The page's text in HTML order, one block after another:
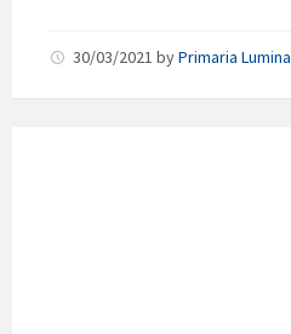
30/03/2021 byPrimaria Lumina